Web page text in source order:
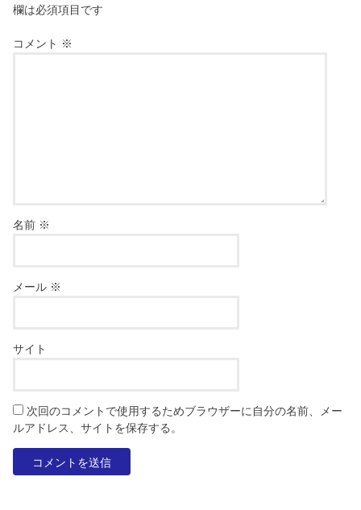
欄は必須項目です
コメント ※
名前 ※
メール ※
サイト
次回のコメントで使用するためブラウザーに自分の名前、メー
ルアドレス、サイトを保存する。